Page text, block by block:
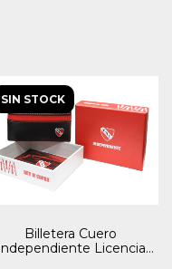
SIN STOCK
Billetera Cuero
Independiente Licencia